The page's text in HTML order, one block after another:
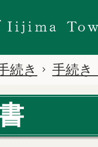
続き 手続き